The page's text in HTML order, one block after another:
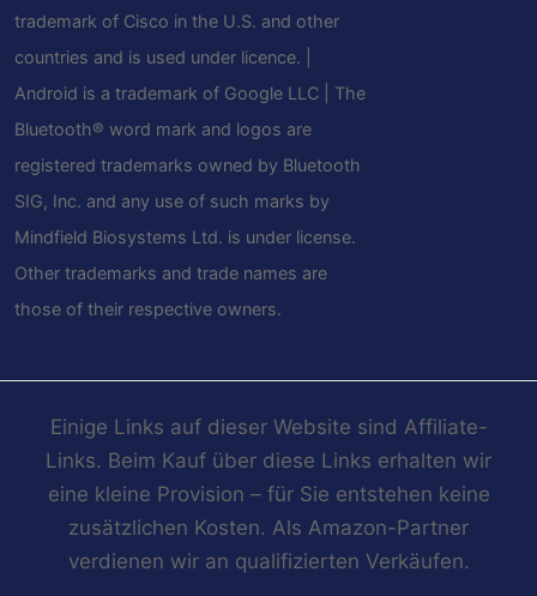
trademark of Cisco in the U.S. and other
countries and is used under licence. |
Android is a trademark of Google LLC | The
Bluetooth® word mark and logos are
registered trademarks owned by Bluetooth
SIG, Inc. and any use of such marks by
Mindfield Biosystems Ltd. is under license.
Other trademarks and trade names are
those of their respective owners.
Einige Links auf dieser Website sind Affiliate-
Links. Beim Kauf über diese Links erhalten wir
eine kleine Provision – für Sie entstehen keine
zusätzlichen Kosten. Als Amazon-Partner
verdienen wir an qualifizierten Verkäufen.